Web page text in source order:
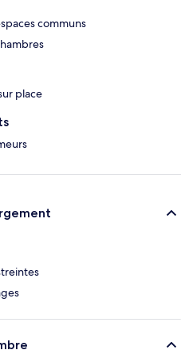
communs
place